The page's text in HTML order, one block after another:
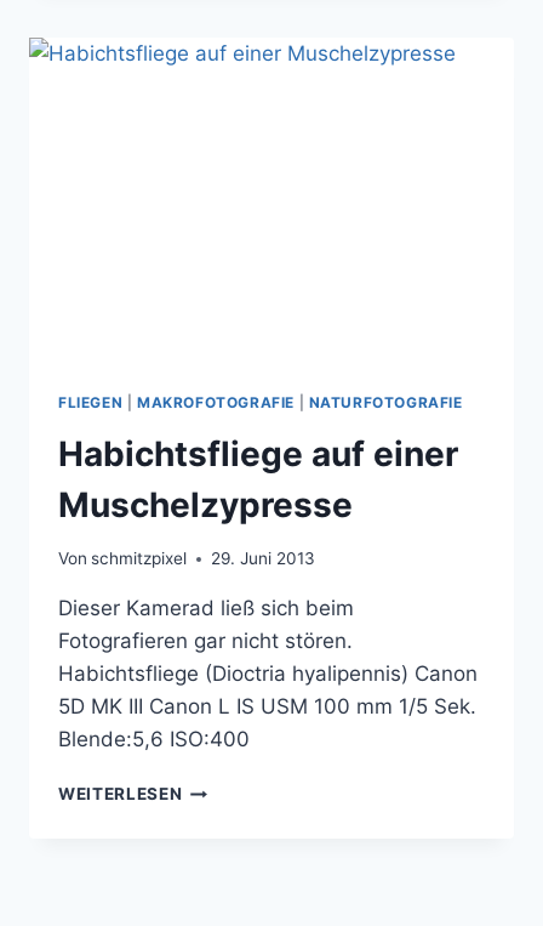
FLIEGEN MAKROFOTOGRAFIE NATURFOTOGRAFIE
Habichtsfliege auf einer
Muschelzypresse
Von schmitzpixel 29. Juni 2013
Dieser Kamerad ließ sich beim
Fotografieren gar nicht stören.
Habichtsfliege (Dioctria hyalipennis) Canon
5D MK III Canon L IS USM 100 mm 1/5 Sek.
Blende:5,6 ISO:400
WEITERLESEN HABICHTSFLIEGE